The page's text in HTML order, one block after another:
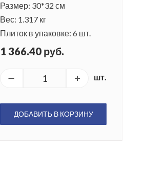
Размер: 30*32 см
Вес: 1.317 кг
Плиток в упаковке: 6 шт.
1 366.40 руб.
шт.
ДОБАВИТЬ В КОРЗИНУ